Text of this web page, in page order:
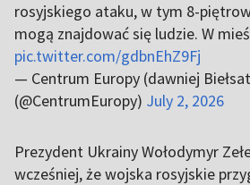
rosyjskiego ataku, w tym 8-
mogą znajdować się ludzie. W
pic.twitter.com/gdbnEhZ9Fj
— Centrum Europy (dawniej
(@CentrumEuropy) July 2, 2026
Prezydent Ukrainy Wołodymyr
wcześniej, że wojska rosyjskie